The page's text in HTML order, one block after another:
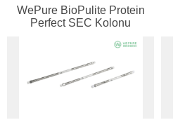
WePure BioPulite Protein
Perfect SEC Kolonu